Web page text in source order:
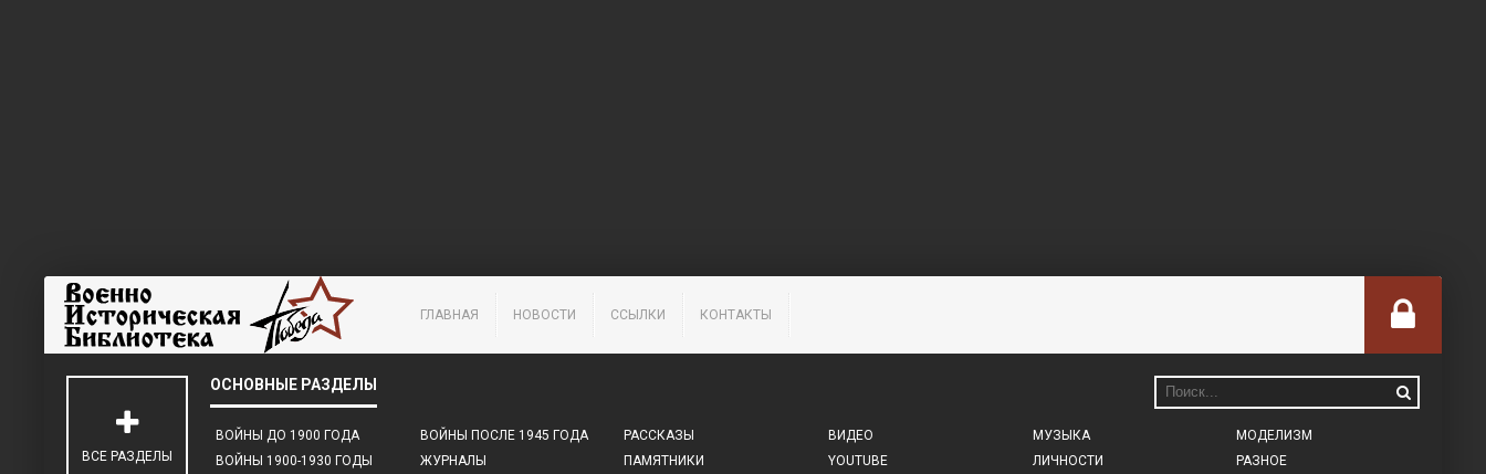
ГЛАВНАЯ НОВОСТИ ССЫЛКИ КОНТАКТЫ
ВОЙНЫ ДО 1900 ГОДА
ВОЙНЫ 1900-1930 ГОДЫ
ВОЙНЫ ПОСЛЕ 1945 ГОДА
ЖУРНАЛЫ
РАССКАЗЫ
ПАМЯТНИКИ
ВИДЕО
YOUTUBE
МУЗЫКА
ЛИЧНОСТИ
МОДЕЛИЗМ
РАЗНОЕ
ВСЕ РАЗДЕЛЫ